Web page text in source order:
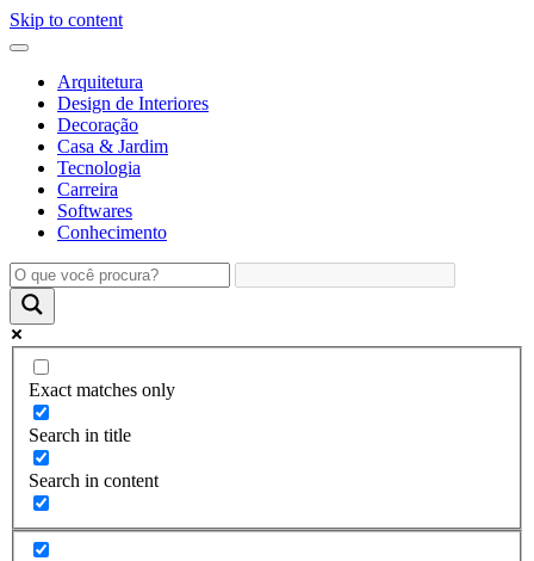
Skip to content
Arquitetura
Design de Interiores
Decoração
Casa & Jardim
Tecnologia
Carreira
Softwares
Conhecimento
Exact matches only
Search in title
Search in content